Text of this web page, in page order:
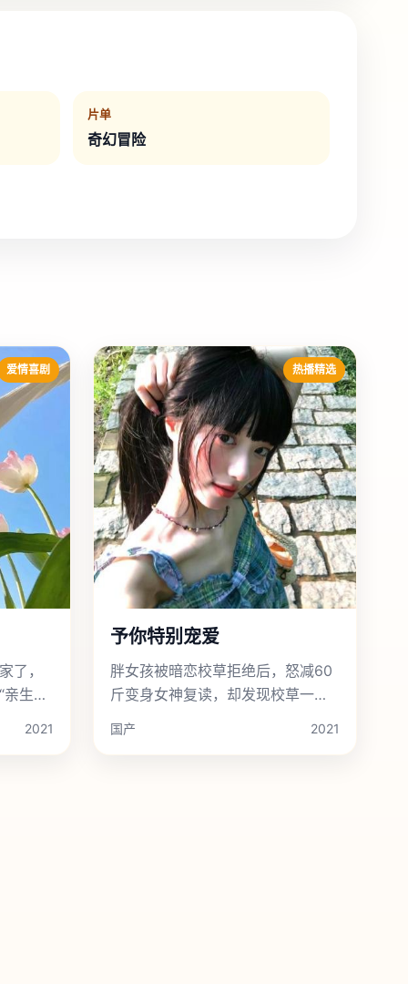
片单
奇幻冒险
爱情喜剧
了，
生女
2021
热播精选
予你特别宠爱
胖女孩被暗恋校草拒绝后，怒减60
斤变身女神复读，却发现校草一直
在等她减肥是玩笑。
国产 2021